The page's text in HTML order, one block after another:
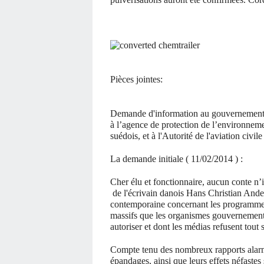
Pièces jointes:
Demande d'information au
à l’agence de protection de
suédois, et à l'Autorité de l'aviation civile
La demande initiale ( 11/02/2014 ) :
Cher élu et fonctionnaire, aucun conte
de l'écrivain danois Hans Christian
contemporaine concernant les
massifs que les organismes
autoriser et dont les médias refusent tout
Compte tenu des nombreux rapports
épandages, ainsi que leurs effets